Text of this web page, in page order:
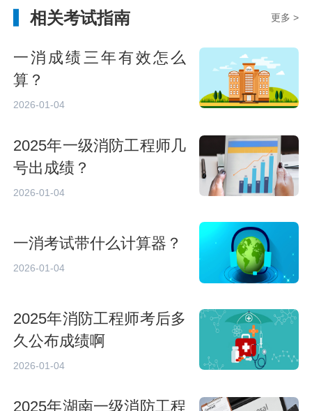
相关考试指南 更多 >
一消成绩三年有效怎么
算？
2026-01-04
2025年一级消防工程师几
号出成绩？
2026-01-04
一消考试带什么计算器？
2026-01-04
2025年消防工程师考后多
久公布成绩啊
2026-01-04
2025年湖南一级消防工程